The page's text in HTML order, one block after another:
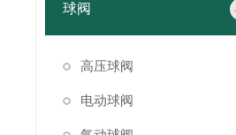
球阀
高压球阀
电动球阀